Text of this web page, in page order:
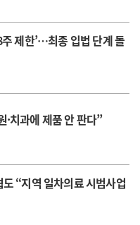
주 제한’…최종 입법 단계 돌
·치과에 제품 안 판다”
“지역 일차의료 시범사업